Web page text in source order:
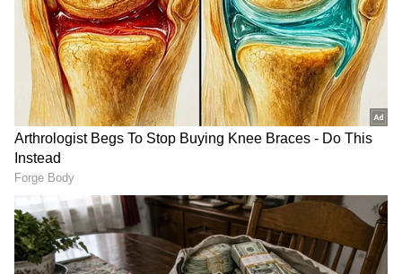
Related Articles
IPL ಕ್ವಾಲಿಫೈಯರ್-2: ಫೈನಲ್‌ ಟಿಕೆಟ್‌ಗಾಗಿಂದು
ಗುಜರಾತ್ ಟೈಟಾನ್ಸ್ - ರಾಜಸ್ಥಾನ ರಾಯಲ್ಸ್ ಫೈಟ್
IPL 2026 ಕ್ವಾಲಿಫೈಯರ್-2: ಗುಜರಾತ್ ಟೈಟಾನ್ಸ್‌ -
ರಾಜಸ್ಥಾನ ರಾಯಲ್ಸ್ ನಡುವಿನ ಮ್ಯಾಚ್ ರದ್ದಾದ್ರೆ
ಫೈನಲ್‌ಗೇರೋದು ಯಾರು?
DOWNLOAD APP
RECOMMENDED STORIES